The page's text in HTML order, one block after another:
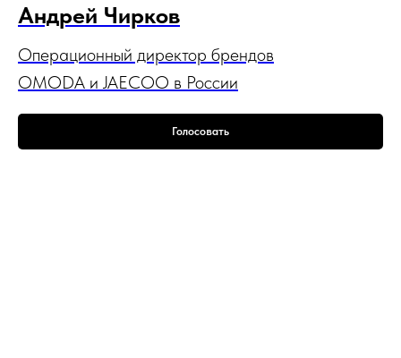
Андрей Чирков
Операционный директор брендов
OMODA и JAECOO в России
Голосовать